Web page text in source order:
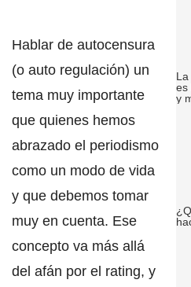
Hablar de autocensura
(o auto regulación) un
tema muy importante
que quienes hemos
abrazado el periodismo
como un modo de vida
y que debemos tomar
muy en cuenta. Ese
concepto va más allá
del afán por el rating, y
es
y